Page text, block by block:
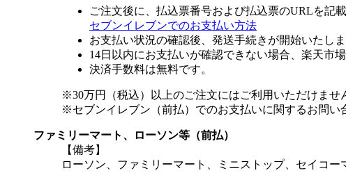
ご注文後に、払込票番号および払込票のURLを記
セブンイレブンでのお支払い方法
お支払い状況の確認後、発送手続きが開始いたし
14日以内にお支払いが確認できない場合、楽天市
決済手数料は無料です。
※30万円（税込）以上のご注文にはご利用いただけませ
※セブンイレブン（前払）でのお支払いに関するお問い
ファミリーマート、ローソン等（前払）
【備考】
ローソン、ファミリーマート、ミニストップ、セイコー